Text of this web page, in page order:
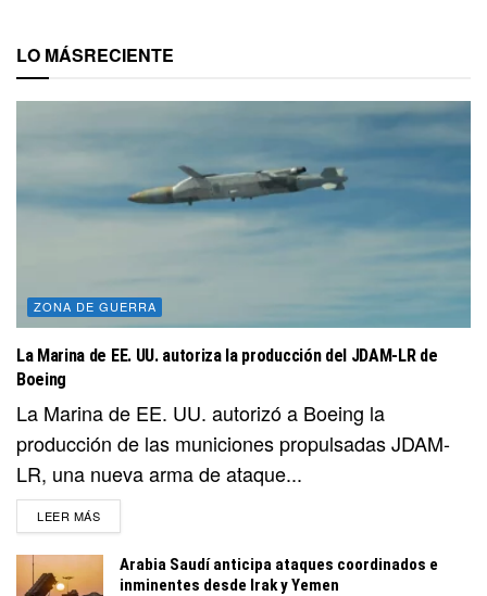
LO MÁSRECIENTE
ZONA DE GUERRA
La Marina de EE. UU. autoriza la producción del JDAM-LR de
Boeing
La Marina de EE. UU. autorizó a Boeing la
producción de las municiones propulsadas JDAM-
LR, una nueva arma de ataque...
LEER MÁSDETAILS
Arabia Saudí anticipa ataques coordinados e
inminentes desde Irak y Yemen